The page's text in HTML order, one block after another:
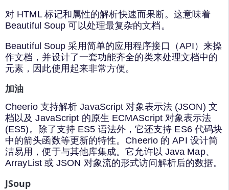
对 HTML 标记和属性的解析快速而果断。这意味着
Beautiful Soup 可以处理最复杂的文档。
Beautiful Soup 采用简单的应用程序接口（API）来操
作文档，并设计了一套功能齐全的类来处理文档中的
元素，因此使用起来非常方便。
加油
Cheerio 支持解析 JavaScript 对象表示法 (JSON) 文
档以及 JavaScript 的原生 ECMAScript 对象表示法
(ES5)。除了支持 ES5 语法外，它还支持 ES6 代码块
中的箭头函数等更新的特性。Cheerio 的 API 设计简
洁易用，便于与其他库集成。它允许以 Java Map、
ArrayList 或 JSON 对象流的形式访问解析后的数据。
JSoup